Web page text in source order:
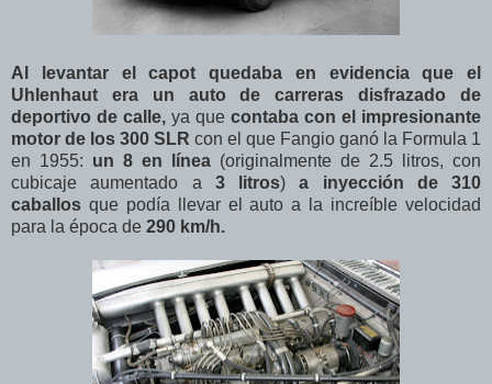
Al levantar el capot quedaba en evidencia que el
Uhlenhaut era un auto de carreras disfrazado de
deportivo de calle, ya que contaba con el impresionante
motor de los 300 SLR con el que Fangio ganó la Formula 1
en 1955: un 8 en línea (originalmente de 2.5 litros, con
cubicaje aumentado a 3 litros)a inyección de 310
caballos que podía llevar el auto a la increíble velocidad
para la época de 290 km/h.